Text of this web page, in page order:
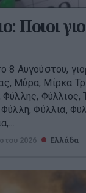
Ποιοι
8 Αυγούστου,
Μύρα, Μίρκα
Φύλλιος,
Φύλλια,
2026 Ελλάδα